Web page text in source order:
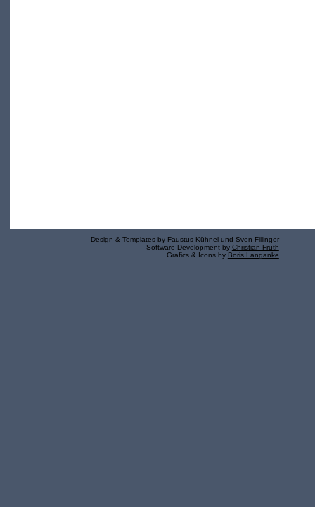
Design & Templates by Faustus Kühnel und Sven Fillinger
Software Development by Christian Fruth
Grafics & Icons by Boris Langanke